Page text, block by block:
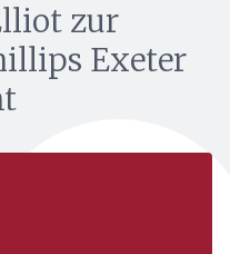
zur
Exeter